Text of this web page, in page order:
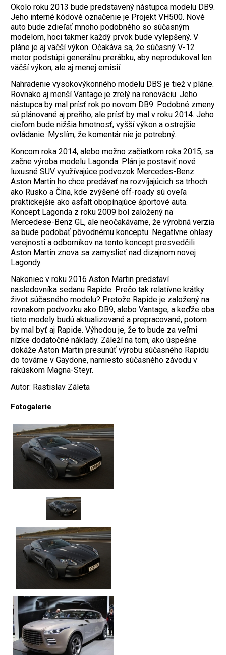
Okolo roku 2013 bude predstavený nástupca modelu DB9.
Jeho interné kódové označenie je Projekt VH500. Nové
auto bude zdieľať mnoho podobného so súčasným
modelom, hoci takmer každý prvok bude vylepšený. V
pláne je aj väčší výkon. Očakáva sa, že súčasný V-12
motor podstúpi generálnu prerábku, aby neprodukoval len
väčší výkon, ale aj menej emisií.
Nahradenie vysokovýkonného modelu DBS je tiež v pláne.
Rovnako aj menší Vantage je zrelý na renováciu. Jeho
nástupca by mal prísť rok po novom DB9. Podobné zmeny
sú plánované aj preňho, ale prísť by mal v roku 2014. Jeho
cieľom bude nižšia hmotnosť, vyšší výkon a ostrejšie
ovládanie. Myslím, že komentár nie je potrebný.
Koncom roka 2014, alebo možno začiatkom roka 2015, sa
začne výroba modelu Lagonda. Plán je postaviť nové
luxusné SUV využívajúce podvozok Mercedes-Benz.
Aston Martin ho chce predávať na rozvíjajúcich sa trhoch
ako Rusko a Čína, kde zvýšené off-roady sú oveľa
praktickejšie ako asfalt obopínajúce športové auta.
Koncept Lagonda z roku 2009 bol založený na
Mercedese-Benz GL, ale neočakávame, že výrobná verzia
sa bude podobať pôvodnému konceptu. Negatívne ohlasy
verejnosti a odborníkov na tento koncept presvedčili
Aston Martin znova sa zamyslieť nad dizajnom novej
Lagondy.
Nakoniec v roku 2016 Aston Martin predstaví
nasledovníka sedanu Rapide. Prečo tak relatívne krátky
život súčasného modelu? Pretože Rapide je založený na
rovnakom podvozku ako DB9, alebo Vantage, a keďže oba
tieto modely budú aktualizované a prepracované, potom
by mal byť aj Rapide. Výhodou je, že to bude za veľmi
nízke dodatočné náklady. Záleží na tom, ako úspešne
dokáže Aston Martin presunúť výrobu súčasného Rapidu
do továrne v Gaydone, namiesto súčasného závodu v
rakúskom Magna-Steyr.
Autor: Rastislav Záleta
Fotogalerie